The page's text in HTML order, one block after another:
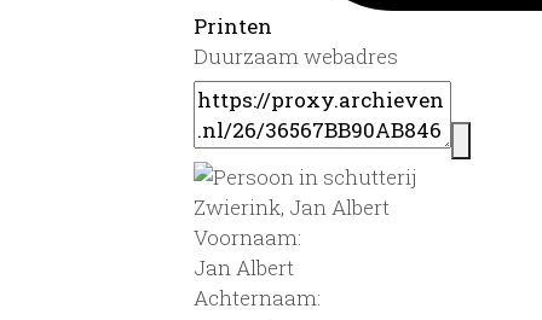
Printen
Duurzaam webadres
Zwierink, Jan Albert
Voornaam:
Jan Albert
Achternaam: